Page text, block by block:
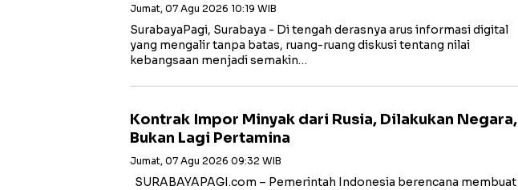
Jumat, 07 Agu 2026 10:19 WIB
SurabayaPagi, Surabaya - Di tengah derasnya arus informasi digital
yang mengalir tanpa batas, ruang-ruang diskusi tentang nilai
kebangsaan menjadi semakin…
Kontrak Impor Minyak dari Rusia, Dilakukan Negara,
Bukan Lagi Pertamina
Jumat, 07 Agu 2026 09:32 WIB
SURABAYAPAGI.com – Pemerintah Indonesia berencana membuat